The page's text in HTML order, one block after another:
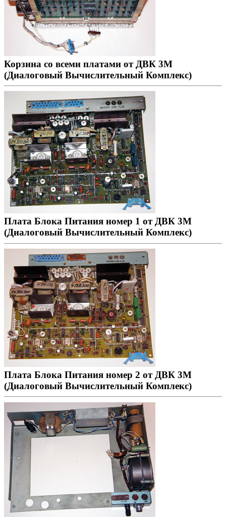
Корзина со всеми платами от ДВК 3М
(Диалоговый Вычислительный Комплекс)
Плата Блока Питания номер 1 от ДВК 3М
(Диалоговый Вычислительный Комплекс)
Плата Блока Питания номер 2 от ДВК 3М
(Диалоговый Вычислительный Комплекс)